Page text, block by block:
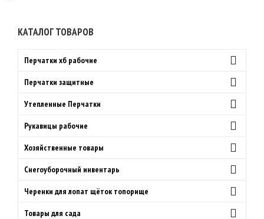
КАТАЛОГ ТОВАРОВ
Перчатки хб рабочие
Перчатки защитные
Утепленные Перчатки
Рукавицы рабочие
Хозяйственные товары
Снегоуборочный инвентарь
Черенки для лопат щёток топорище
Товары для сада